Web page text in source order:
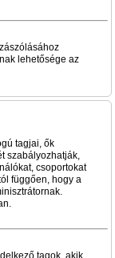
lehetősége az
tagjai, ők
szabályozhatják,
csoportokat
függően, hogy a